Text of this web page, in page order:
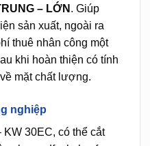
– LỚN . Giúp
sản xuất, ngoài ra
thuê nhân công một
khi hoàn thiện có tính
mặt chất lượng.
nghiệp
KW 30EC, có thể cắt